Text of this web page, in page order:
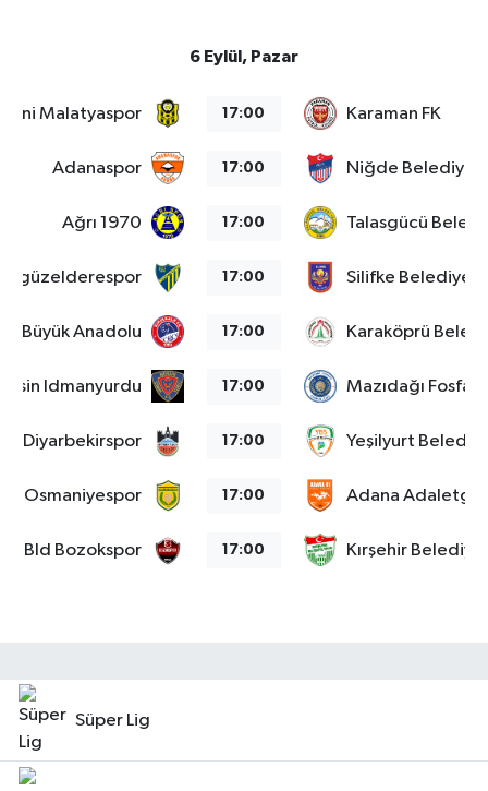
6 Eylül, Pazar
Yeni Malatyaspor 17:00 Karaman FK
Adanaspor 17:00 Niğde
Ağrı 1970 17:00 Talasgücü
17:00 Silifke
Büyük Anadolu 17:00 Karaköprü
Idmanyurdu 17:00 Mazıdağı
Diyarbekirspor 17:00 Yeşilyurt
Osmaniyespor 17:00 Adana
Bld Bozokspor 17:00 Kırşehir
Süper Lig